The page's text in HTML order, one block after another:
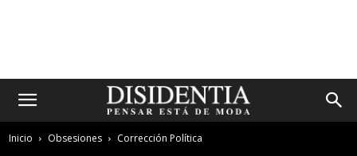
Inicio Obsesiones Corrección Política